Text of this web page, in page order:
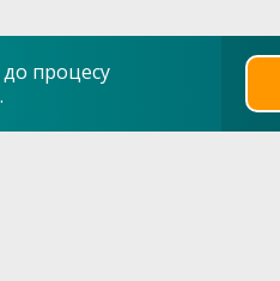
до процесу